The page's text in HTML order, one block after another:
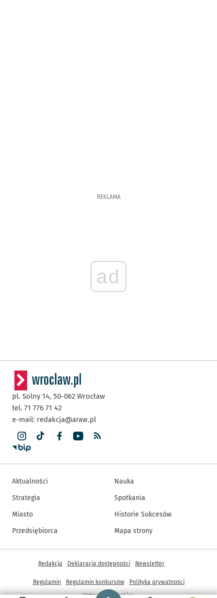
REKLAMA
ad
Strona główna - wroclaw.pl
pl. Solny 14, 50-062 Wrocław
tel. 71 776 71 42
e-mail: redakcja@araw.pl
Aktualności
Strategia
Miasto
Przedsiębiorca
Nauka
Spotkania
Historie Sukcesów
Mapa strony
Inne informacje
Redakcja Deklaracja dostępności Newsletter
Regulamin Regulamin konkursów
Polityka prywatności
Ustawienia cookies